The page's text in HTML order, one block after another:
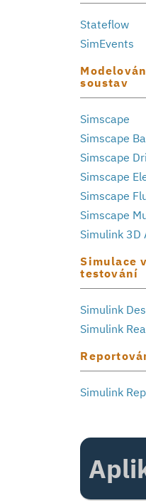
Stateflow
SimEvents
soustav
Simscape
Simscape
Simscape
Simscape
Simscape
Simscape
Simulink 3D
Simulace
testování
Simulink
Simulink
Simulink